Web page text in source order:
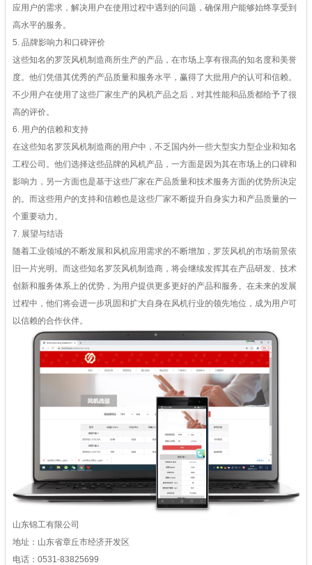
应用户的需求，解决用户在使用过程中遇到的问题，确保用户能够始终享受到
高水平的服务。
5. 品牌影响力和口碑评价
这些知名的罗茨风机制造商所生产的产品，在市场上享有很高的知名度和美誉
度。他们凭借其优秀的产品质量和服务水平，赢得了大批用户的认可和信赖。
不少用户在使用了这些厂家生产的风机产品之后，对其性能和品质都给予了很
高的评价。
6. 用户的信赖和支持
在这些知名罗茨风机制造商的用户中，不乏国内外一些大型实力型企业和知名
工程公司。他们选择这些品牌的风机产品，一方面是因为其在市场上的口碑和
影响力，另一方面也是基于这些厂家在产品质量和技术服务方面的优势所决定
的。而这些用户的支持和信赖也是这些厂家不断提升自身实力和产品质量的一
个重要动力。
7. 展望与结语
随着工业领域的不断发展和风机应用需求的不断增加，罗茨风机的市场前景依
旧一片光明。而这些知名罗茨风机制造商，将会继续发挥其在产品研发、技术
创新和服务体系上的优势，为用户提供更多更好的产品和服务。在未来的发展
过程中，他们将会进一步巩固和扩大自身在风机行业的领先地位，成为用户可
以信赖的合作伙伴。
山东锦工有限公司
地址：山东省章丘市经济开发区
电话：0531-83825699